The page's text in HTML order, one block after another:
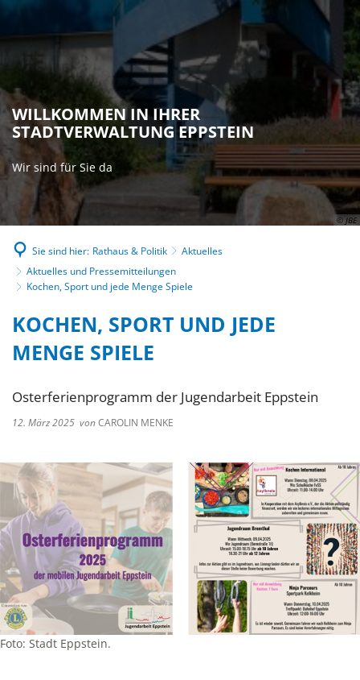
© JBE
WILLKOMMEN IN IHRER
STADTVERWALTUNG EPPSTEIN
Wir sind für Sie da
Sie sind hier: Rathaus & Politik
Aktuelles
Aktuelles und Pressemitteilungen
Kochen, Sport und jede Menge Spiele
KOCHEN, SPORT UND JEDE
MENGE SPIELE
Osterferienprogramm der Jugendarbeit Eppstein
12. März 2025 vonCAROLIN MENKE
Foto: Stadt Eppstein.